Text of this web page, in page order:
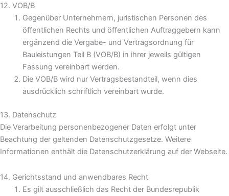
12. VOB/B
Gegenüber Unternehmern, juristischen Personen des
öffentlichen Rechts und öffentlichen Auftraggebern kann
ergänzend die Vergabe- und Vertragsordnung für
Bauleistungen Teil B (VOB/B) in ihrer jeweils gültigen
Fassung vereinbart werden.
Die VOB/B wird nur Vertragsbestandteil, wenn dies
ausdrücklich schriftlich vereinbart wurde.
13. Datenschutz
Die Verarbeitung personenbezogener Daten erfolgt unter
Beachtung der geltenden Datenschutzgesetze. Weitere
Informationen enthält die Datenschutzerklärung auf der Webseite.
14. Gerichtsstand und anwendbares Recht
Es gilt ausschließlich das Recht der Bundesrepublik